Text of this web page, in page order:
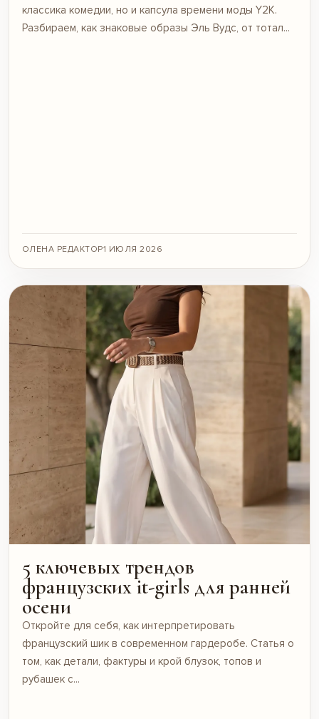
классика комедии, но и капсула времени моды Y2K.
Разбираем, как знаковые образы Эль Вудс, от тотал...
ОЛЕНА РЕДАКТОР1 ИЮЛЯ 2026
5 ключевых трендов
французских it-girls для ранней
осени
Откройте для себя, как интерпретировать
французский шик в современном гардеробе. Статья о
том, как детали, фактуры и крой блузок, топов и
рубашек с...